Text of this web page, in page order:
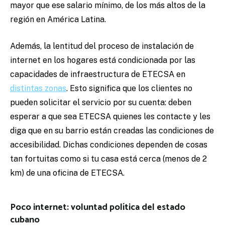
mayor que ese salario mínimo, de los más altos de la
región en América Latina.
Además, la lentitud del proceso de instalación de
internet en los hogares está condicionada por las
capacidades de infraestructura de ETECSA en
distintas zonas. Esto significa que los clientes no
pueden solicitar el servicio por su cuenta: deben
esperar a que sea ETECSA quienes les contacte y les
diga que en su barrio están creadas las condiciones de
accesibilidad. Dichas condiciones dependen de cosas
tan fortuitas como si tu casa está cerca (menos de 2
km) de una oficina de ETECSA.
Poco internet: voluntad política del estado
cubano